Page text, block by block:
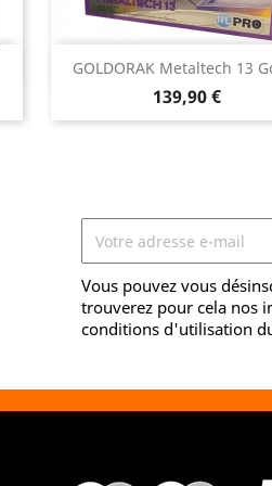
GOLDORAK Metaltech 13
Prix
139,90 €
Aperçu rapide
Vous pouvez vous
trouverez pour cela nos
conditions d'utilisation